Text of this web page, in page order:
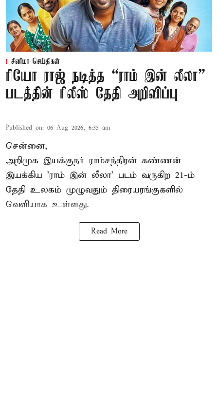
சினிமா செய்திகள்
ரியோ ராஜ் நடித்த “ராம் இன் லீலா”
படத்தின் ரிலீஸ் தேதி அறிவிப்பு
Published on: 06 Aug 2026, 6:35 am
சென்னை,
அறிமுக இயக்குநர் ராம்சந்திரன் கண்ணன்
இயக்கிய 'ராம் இன் லீலா' படம் வருகிற 21-ம்
தேதி உலகம் முழுவதும் திரையரங்குகளில்
வெளியாக உள்ளது.
Read More